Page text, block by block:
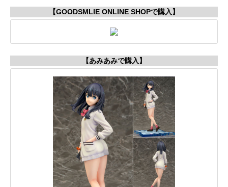
【GOODSMLIE ONLINE SHOPで購入】
【あみあみで購入】